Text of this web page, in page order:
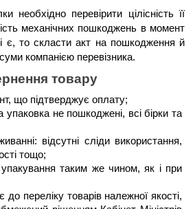
необхідно перевірити цілісність її
механічних пошкоджень в момент
є, то скласти акт на пошкодження й
компанією перевізника.
товару
що підтверджує оплату;
упаковка не пошкоджені, всі бірки та
відсутні сліди використання,
тощо;
таким же чином, як і при
до переліку товарів належної якості,